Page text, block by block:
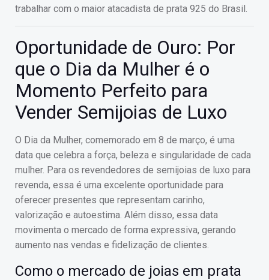
trabalhar com o maior atacadista de prata 925 do Brasil.
Oportunidade de Ouro: Por
que o Dia da Mulher é o
Momento Perfeito para
Vender Semijoias de Luxo
O Dia da Mulher, comemorado em 8 de março, é uma
data que celebra a força, beleza e singularidade de cada
mulher. Para os revendedores de semijoias de luxo para
revenda, essa é uma excelente oportunidade para
oferecer presentes que representam carinho,
valorização e autoestima. Além disso, essa data
movimenta o mercado de forma expressiva, gerando
aumento nas vendas e fidelização de clientes.
Como o mercado de joias em prata